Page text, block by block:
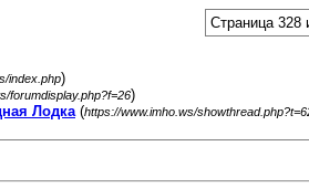
Страница 328
index.php)
forumdisplay.php?f=26)
Лодка(https://www.imho.ws/